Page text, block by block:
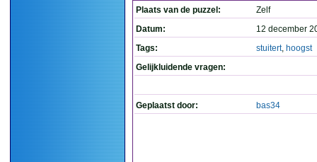
Plaats van de puzzel:
Zelf
Datum:
12 december
Tags:
stuitert, hoogst
Gelijkluidende vragen:
Geplaatst door: bas34